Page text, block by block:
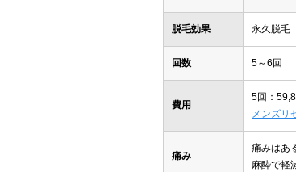
脱毛効果 永久脱毛
回数 5～6回
費用
5回：
メンズリ
痛み
痛みはあ
麻酔で軽